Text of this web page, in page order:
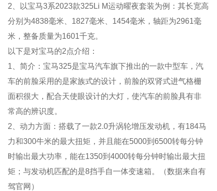
2、以宝马3系2023款325Li M运动曜夜套装为例：其长宽高
分别为4838毫米、1827毫米、1454毫米，轴距为2961毫
米，整备质量为1601千克。
以下是对宝马的2点介绍：
1、简介：宝马325是宝马汽车旗下推出的一款中型车，汽
车的前脸采用的是家族式的设计，前脸的双肾式进气格栅
面积很大，配合天使眼设计的大灯，使汽车的前脸具有非
常高的辨识度。
2、动力方面：搭载了一款2.0升涡轮增压发动机，有184马
力和300牛米的最大扭矩，并且能在5000到6500转每分钟
时输出最大功率，能在1350到4000转每分钟时输出最大扭
矩；与发动机匹配的是8挡手自一体变速箱。（数据来自有
驾官网）